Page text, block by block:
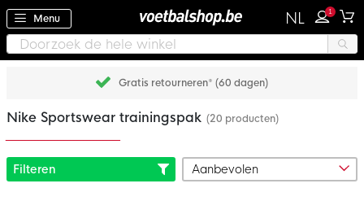
Menu NL 1
Gratis retourneren* (60 dagen)
Nike Sportswear trainingspak (20 producten)
Filteren